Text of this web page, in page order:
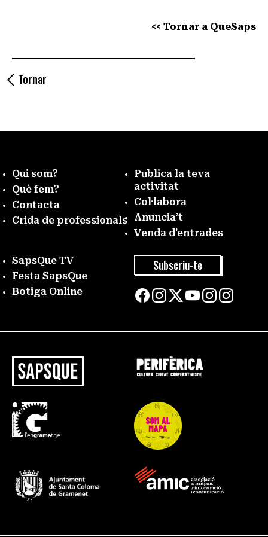
<< Tornar a QueSaps
Tornar
Qui som?
Què fem?
Contacta
Crida de professionals
Publica la teva
activitat
Col·labora
Anuncia’t
Venda d’entrades
SapsQue TV
Festa SapsQue
Botiga Online
Subscriu-te